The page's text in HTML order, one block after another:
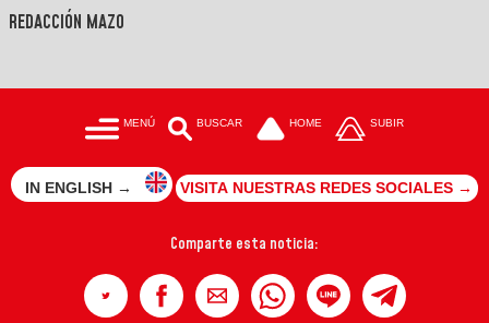
REDACCIÓN MAZO
MENÚ BUSCAR HOME SUBIR
IN ENGLISH → VISITA NUESTRAS REDES SOCIALES →
Comparte esta noticia: